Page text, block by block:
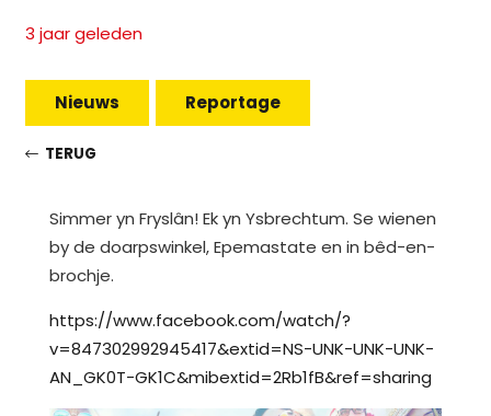
3 jaar geleden
Nieuws Reportage
TERUG
Simmer yn Fryslân! Ek yn Ysbrechtum. Se wienen
by de doarpswinkel, Epemastate en in bêd-en-
brochje.
https://www.facebook.com/watch/?
v=847302992945417&extid=NS-UNK-UNK-UNK-
AN_GK0T-GK1C&mibextid=2Rb1fB&ref=sharing